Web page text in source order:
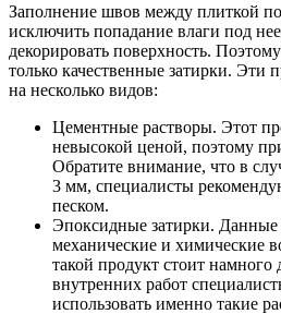
Заполнение швов между плиткой
исключить попадание влаги под
декорировать поверхность.
только качественные затирки. Эти
на несколько видов:
Цементные растворы. Этот
невысокой ценой, поэтому
Обратите внимание, что в
3 мм, специалисты
песком.
Эпоксидные затирки. Данные
механические и химические
такой продукт стоит
внутренних работ
использовать именно такие